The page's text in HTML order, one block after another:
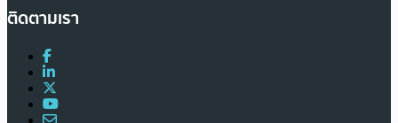
ติดตามเรา